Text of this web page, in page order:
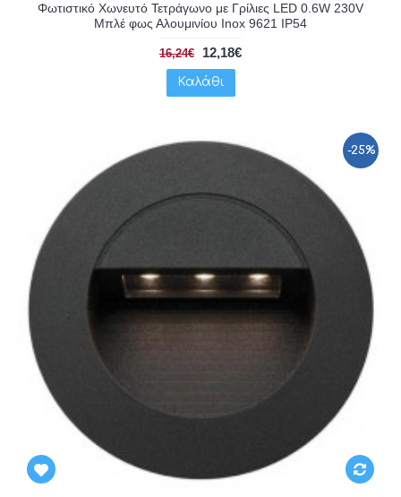
Φωτιστικό Χωνευτό Τετράγωνο με Γρίλιες LED 0.6W 230V
Μπλέ φως Αλουμινίου Inox 9621 IP54
16,24€ 12,18€
Καλάθι
-25%